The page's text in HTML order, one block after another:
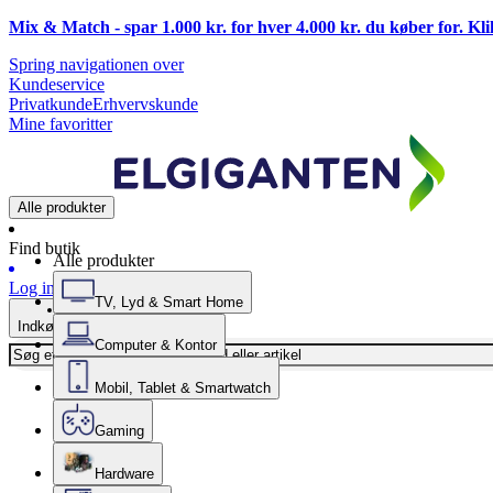
Mix & Match - spar 1.000 kr. for hver 4.000 kr. du køber for.
Spring navigationen over
Kundeservice
PrivatkundeErhvervskunde
Mine favoritter
Alle produkter
Find butik
Log ind
Indkøbskurv
Alle produkter
TV, Lyd & Smart Home
Computer & Kontor
Mobil, Tablet & Smartwatch
Gaming
Hardware